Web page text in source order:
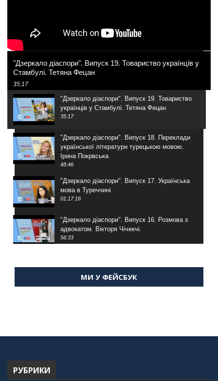
"Дзеркало діаспори". Випуск 19. Товариство українців у
Стамбулі. Тетяна Фецан
35:17
"Дзеркало діаспори". Випуск 19. Товариство
українців у Стамбулі. Тетяна Фецан
35:17
"Дзеркало діаспори". Випуск 18. Переклади
української літератури турецькою мовою.
Ірина Покрвська
48:46
"Дзеркало діаспори". Випуск 17. Українська
мова в Туреччині
01:17:16
"Дзеркало діаспори". Випуск 16. Розмова з
адвокатом. Вікторя Чічекчі.
56:33
Мухарський про життя в Туреччині
"Дзеркало діаспори". Випуск 13. МУШ в
МИ У ФЕЙСБУК
РУБРИКИ